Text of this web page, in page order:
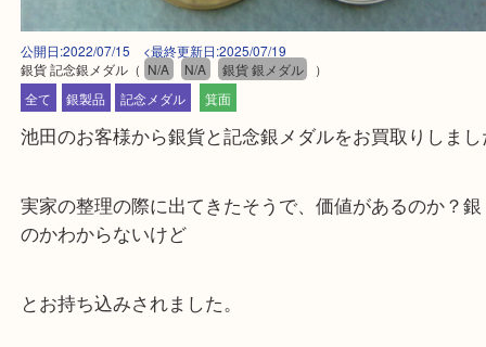
公開日:2022/07/15 <最終更新日:2025/07/19
銀貨 記念銀メダル（ N/A N/A 銀貨 銀メダル ）
全て 銀製品 記念メダル
池田のお客様から銀貨と記念銀メダルをお買取り